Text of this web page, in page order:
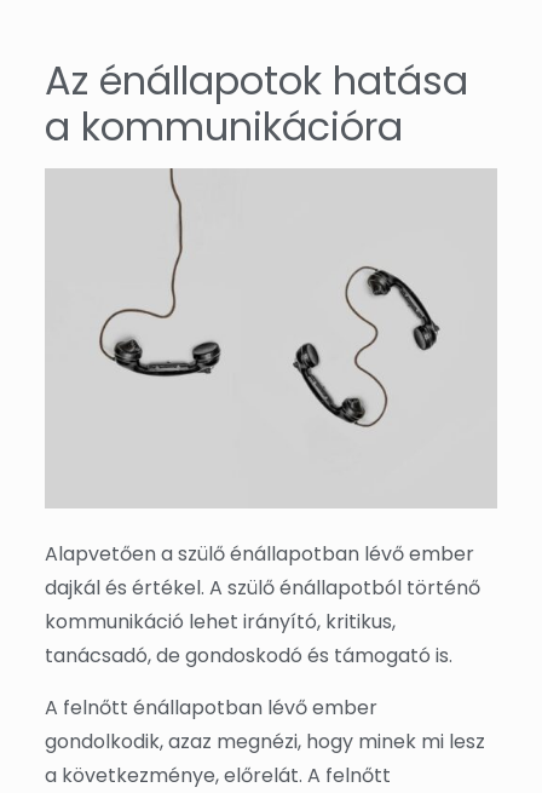
Az énállapotok hatása
a kommunikációra
Alapvetően a szülő énállapotban lévő ember
dajkál és értékel. A szülő énállapotból történő
kommunikáció lehet irányító, kritikus,
tanácsadó, de gondoskodó és támogató is.
A felnőtt énállapotban lévő ember
gondolkodik, azaz megnézi, hogy minek mi lesz
a következménye, előrelát. A felnőtt